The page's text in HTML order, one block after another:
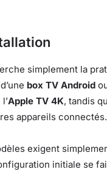
simplement la
box TV Android
Apple TV 4K, tandis
appareils connectés.
exigent
initiale se